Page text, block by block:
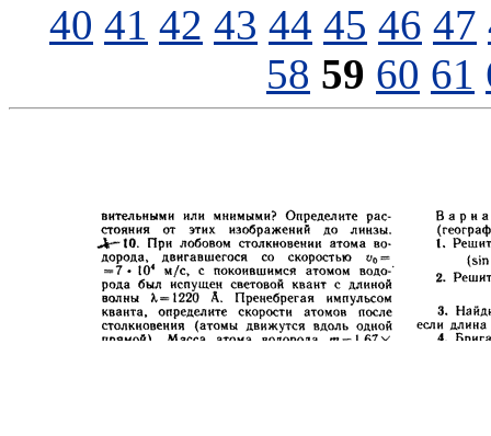
40 41 42 43 44 45 46 47
58 59 60 61